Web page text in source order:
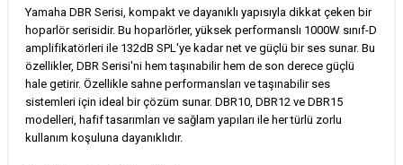
Yamaha DBR Serisi, kompakt ve dayanıklı yapısıyla dikkat çeken bir
hoparlör serisidir. Bu hoparlörler, yüksek performanslı 1000W sınıf-D
amplifikatörleri ile 132dB SPL'ye kadar net ve güçlü bir ses sunar. Bu
özellikler, DBR Serisi'ni hem taşınabilir hem de son derece güçlü
hale getirir. Özellikle sahne performansları ve taşınabilir ses
sistemleri için ideal bir çözüm sunar. DBR10, DBR12 ve DBR15
modelleri, hafif tasarımları ve sağlam yapıları ile her türlü zorlu
kullanım koşuluna dayanıklıdır.